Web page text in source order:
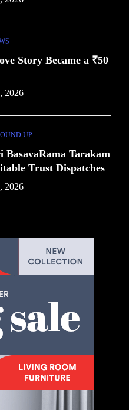
Story Became a ₹50
2026
UP
BasavaRama Tarakam
Trust Dispatches
2026